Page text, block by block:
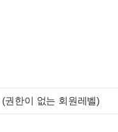
(권한이 없는 회원레벨)